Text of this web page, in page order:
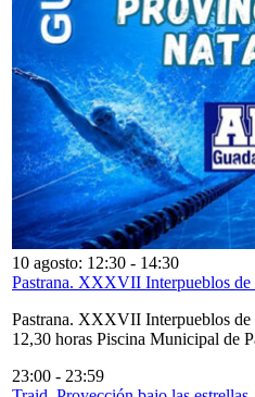
10 agosto: 12:30 - 14:30
Pastrana. XXXVII Interpueblos de
Pastrana. XXXVII Interpueblos de
12,30 horas Piscina Municipal de
23:00 - 23:59